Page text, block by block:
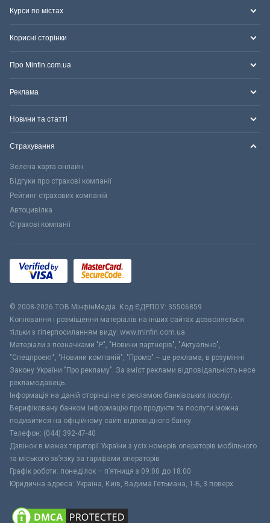
Курси по містах
Корисні сторінки
Про Minfin.com.ua
Реклама
Новини та статті
Страхування
Зелена карта онлайн
Відгуки про страхові компанії
Рейтинг страхових компаній
Автоцивілка
Страхові компанії
© 2008-2026 ТОВ МiнфiнМедiа. Код ЄДРПОУ: 35506859
Копіювання і розміщення матеріалів на інших сайтах дозволяється
тільки з гіперпосиланням виду: www.minfin.com.ua
Матеріали з позначками "Р", "Новини партнерів", "Актуально",
"Спецпроект", "Новини компаній", "Промо" – це реклама, в розумінні
Закону України "Про рекламу". За зміст реклами відповідальність несе
рекламодавець.
Інформація на даній сторінці не є рекламою банківських послуг.
Верифіковану банком інформацію про продукти та послуги можна
подивитися на офіційному сайті відповідного банку.
Телефон: (044) 392-47-40
Дзвінок в межах території України з усіх номерів операторів мобільного
та міського зв’язку за тарифами операторів
Графік роботи: понеділок – п’ятниця з 09:00 до 18:00
Юридична адреса: Україна, Київ, Вадима Гетьмана, 1-Б, 3 поверх